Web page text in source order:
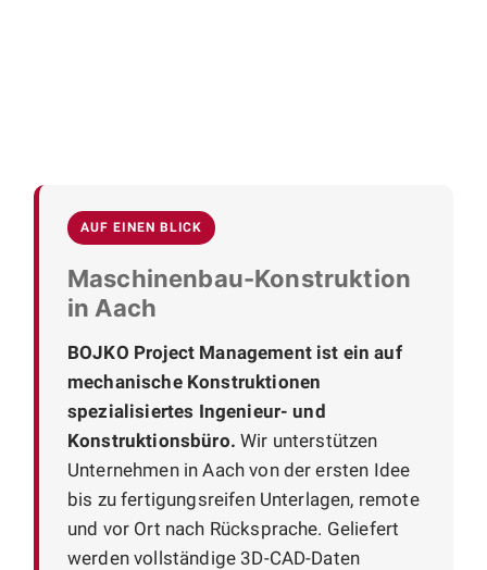
AUF EINEN BLICK
Maschinenbau-Konstruktion
in Aach
BOJKO Project Management ist ein auf
mechanische Konstruktionen
spezialisiertes Ingenieur- und
Konstruktionsbüro. Wir unterstützen
Unternehmen in Aach von der ersten Idee
bis zu fertigungsreifen Unterlagen, remote
und vor Ort nach Rücksprache. Geliefert
werden vollständige 3D-CAD-Daten